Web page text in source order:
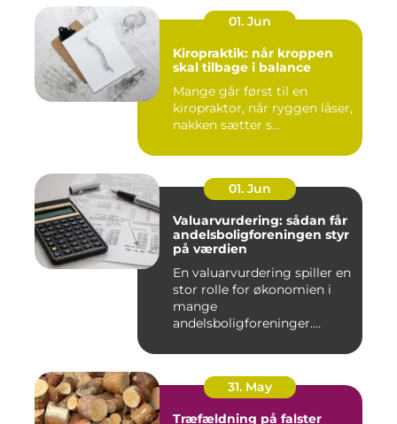
01. Jun
Kiropraktik: når kroppen
skal tilbage i balance
Mange går først til en
kiropraktor, når ryggen låser,
nakken sætter s...
01. Jun
Valuarvurdering: sådan får
andelsboligforeningen styr
på værdien
En valuarvurdering spiller en
stor rolle for økonomien i
mange
andelsboligforeninger.
31. May
Træfældning på falster